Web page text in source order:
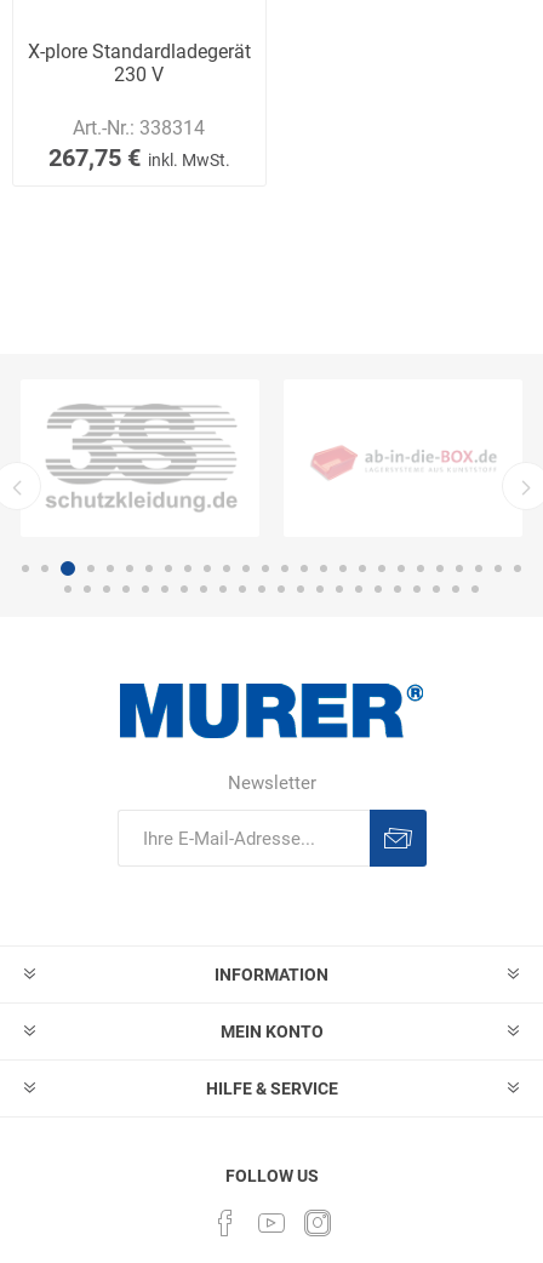
X-plore Standardladegerät
230 V
Art.-Nr.: 338314
267,75 € inkl. MwSt.
Newsletter
INFORMATION
MEIN KONTO
HILFE & SERVICE
FOLLOW US